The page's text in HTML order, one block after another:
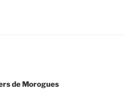
de Morogues